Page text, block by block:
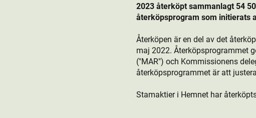
2023 återköpt sammanlagt 54
återköpsprogram som initierats
Återköpen är en del av det
maj 2022. Återköpsprogrammet
("MAR") och Kommissionens
återköpsprogrammet är att
Stamaktie­r i Hemnet har